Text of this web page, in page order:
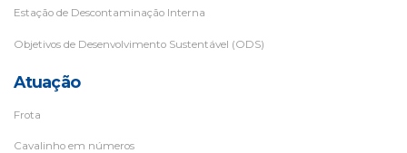
Estação de Descontaminação Interna
Objetivos de Desenvolvimento Sustentável (ODS)
Atuação
Frota
Cavalinho em números